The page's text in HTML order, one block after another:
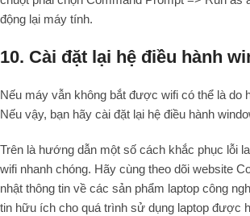
động lại máy tính.
10. Cài đặt lại hệ điều hành
Nếu máy vẫn không bắt được wifi có thể là do
Nếu vậy, bạn hãy cài đặt lại hệ điều hành
Trên là hướng dẫn một số cách khắc phục lỗi
wifi nhanh chóng. Hãy cùng theo dõi website
nhật thông tin về các sản phẩm laptop công
tin hữu ích cho quá trình sử dụng laptop được